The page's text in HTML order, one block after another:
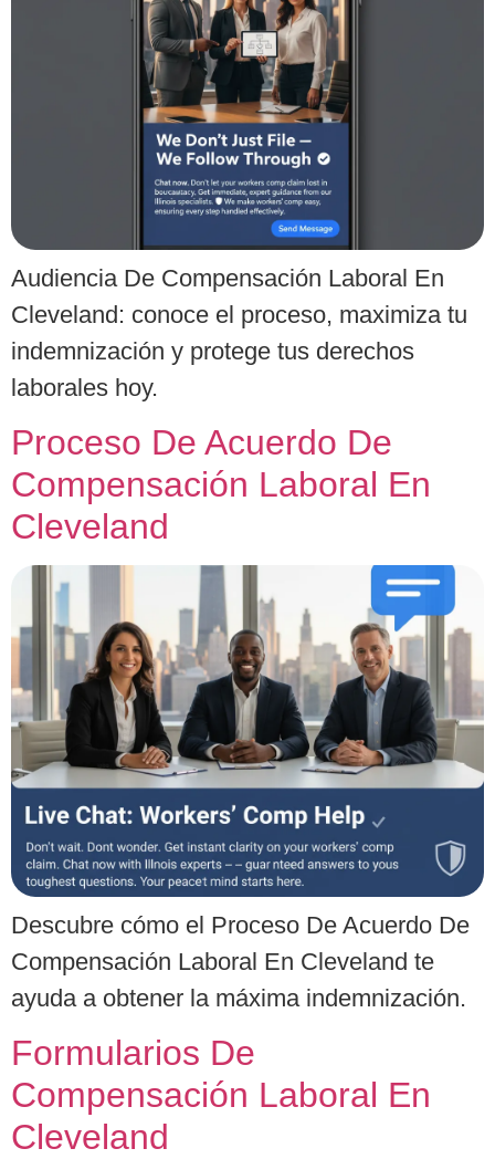
Audiencia De Compensación Laboral En
Cleveland: conoce el proceso, maximiza tu
indemnización y protege tus derechos
laborales hoy.
Proceso De Acuerdo De
Compensación Laboral En
Cleveland
Descubre cómo el Proceso De Acuerdo De
Compensación Laboral En Cleveland te
ayuda a obtener la máxima indemnización.
Formularios De
Compensación Laboral En
Cleveland